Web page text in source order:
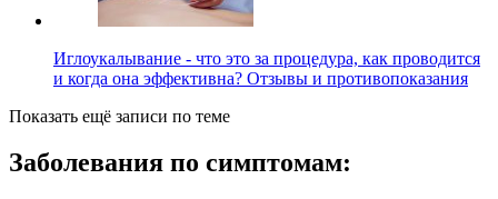
Иглоукалывание - что это за процедура, как проводится
и когда она эффективна? Отзывы и противопоказания
Показать ещё записи по теме
Заболевания по симптомам: